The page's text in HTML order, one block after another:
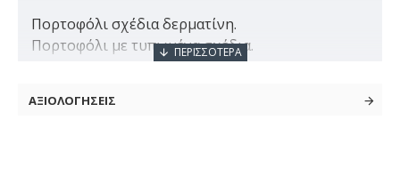
Πορτοφόλι σχέδια δερματίνη.
Πορτοφόλι με τυπωμένα σχέδια.
ΑΞΙΟΛΟΓΗΣΕΙΣ